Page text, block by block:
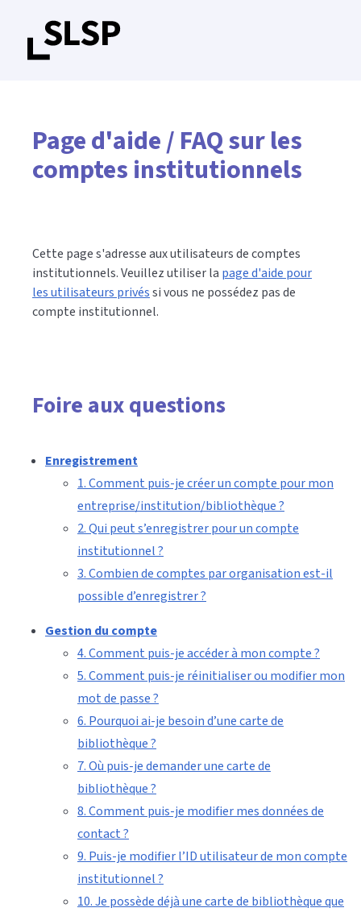
Page d'aide / FAQ sur les
comptes institutionnels
Cette page s'adresse aux utilisateurs de comptes
institutionnels. Veuillez utiliser la page d'aide pour
les utilisateurs privéssi vous ne possédez pas de
compte institutionnel.
Foire aux questions
Enregistrement
1. Comment puis-je créer un compte pour mon
entreprise/institution/bibliothèque ?
2. Qui peut s’enregistrer pour un compte
institutionnel ?
3. Combien de comptes par organisation est-il
possible d’enregistrer ?
Gestion du compte
4. Comment puis-je accéder à mon compte ?
5. Comment puis-je réinitialiser ou modifier mon
mot de passe ?
6. Pourquoi ai-je besoin d’une carte de
bibliothèque ?
7. Où puis-je demander une carte de
bibliothèque ?
8. Comment puis-je modifier mes données de
contact ?
9. Puis-je modifier l’ID utilisateur de mon compte
institutionnel ?
10. Je possède déjà une carte de bibliothèque que